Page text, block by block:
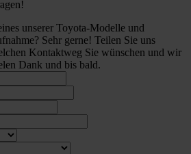
unserer Toyota-Modelle und
Sehr gerne! Teilen Sie uns
Kontaktweg Sie wünschen und wir
Dank und bis bald.